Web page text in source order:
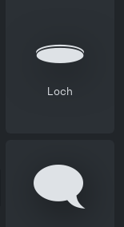
🕳️
Loch
🗨️